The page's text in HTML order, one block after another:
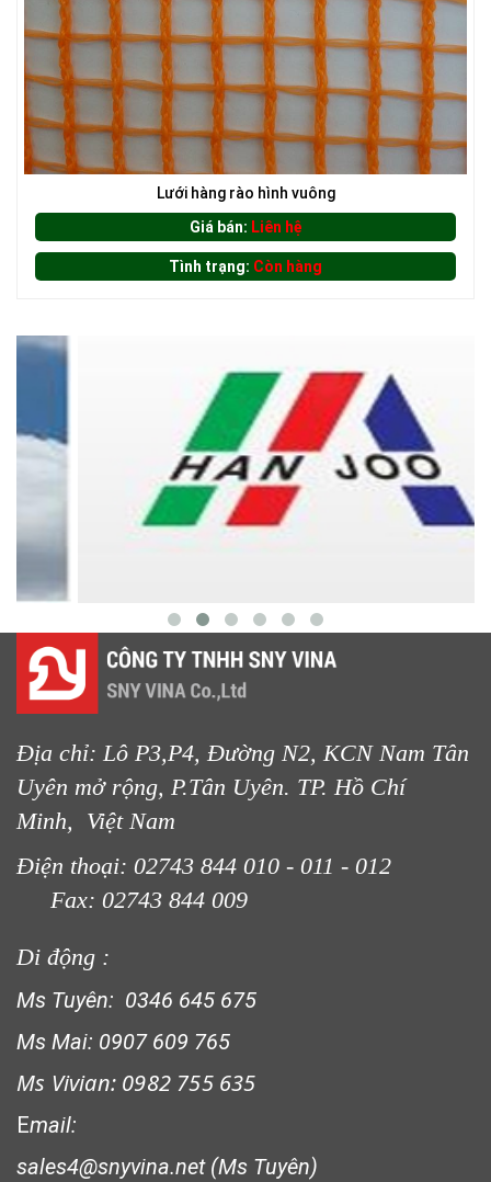
LƯỚI HÀNG RÀO HÌNH VUÔNG
LƯỚI HÀNG RÀO HÌNH CHỮ NHẬT
LƯỚI CHẮN CHIM
Lưới hàng rào hình vuông
Giá bán: Liên hệ
Tình trạng: Còn hàng
Địa chỉ: Lô P3,P4, Đường N2, KCN Nam Tân
Uyên mở rộng, P.Tân Uyên. TP. Hồ Chí
Minh, Việt Nam
Điện thoại: 02743 844 010 - 011 - 012
Fax: 02743 844 009
Di động :
Ms Tuyên: 0346 645 675
Ms Mai: 0907 609 765
Ms Vivian: 0982 755 635
Email:
sales4@snyvina.net (Ms Tuyên)